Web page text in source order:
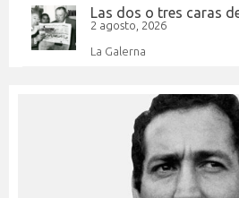
Las dos o tres caras
2 agosto, 2026
La Galerna